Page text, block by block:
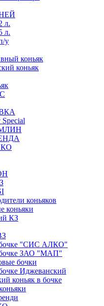
л.
л.
у
коньяк
коньяк
коньяков
коньяки
КЗ
бочке "СИС АЛКО"
бочке ЗАО "МАП"
бочки
Иджеванский
коньяк в бочке